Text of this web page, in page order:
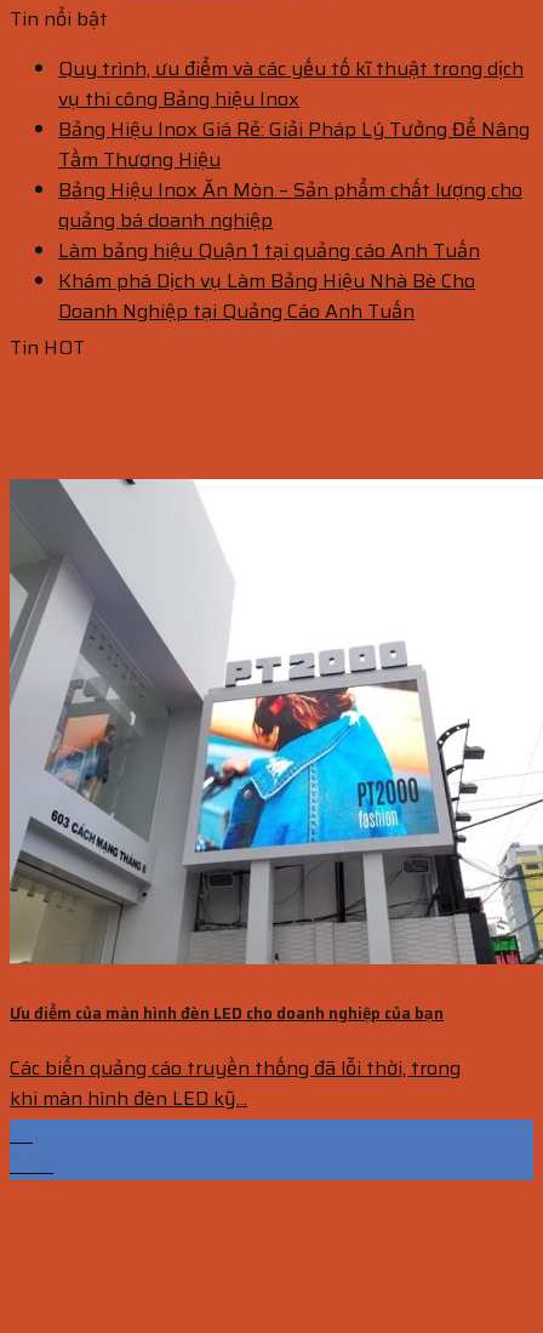
Tin nổi bật
Quy trình, ưu điểm và các yếu tố kĩ thuật trong dịch
vụ thi công Bảng hiệu Inox
Bảng Hiệu Inox Giá Rẻ: Giải Pháp Lý Tưởng Để Nâng
Tầm Thương Hiệu
Bảng Hiệu Inox Ăn Mòn – Sản phẩm chất lượng cho
quảng bá doanh nghiệp
Làm bảng hiệu Quận 1 tại quảng cáo Anh Tuấn
Khám phá Dịch vụ Làm Bảng Hiệu Nhà Bè Cho
Doanh Nghiệp tại Quảng Cáo Anh Tuấn
Tin HOT
Ưu điểm của màn hình đèn LED cho doanh nghiệp của bạn
Các biển quảng cáo truyền thống đã lỗi thời, trong
khi màn hình đèn LED kỹ...